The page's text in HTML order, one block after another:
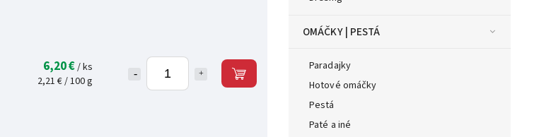
OMÁČKY | PESTÁ
Paradajky
Hotové omáčky
Pestá
Paté a iné
6,20 €/ ks
2,21 € / 100 g